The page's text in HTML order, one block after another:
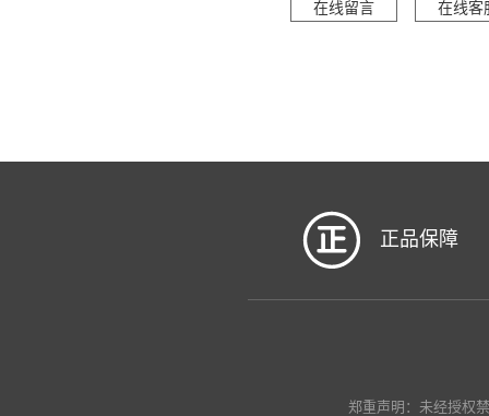
在线留言 在线客
正品保障
郑重声明：未经授权